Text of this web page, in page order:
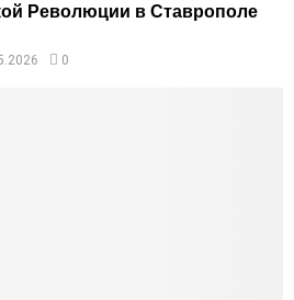
Революции в Ставрополе
0